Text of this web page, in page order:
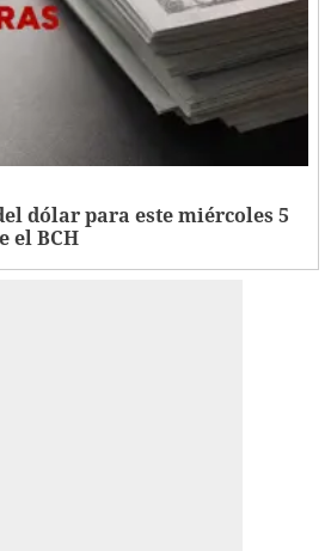
dólar para este miércoles 5
el BCH